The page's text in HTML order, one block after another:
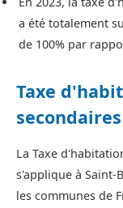
a été totalement
de 100% par
Taxe
secondaires
La Taxe
s'applique à Saint-
les communes de